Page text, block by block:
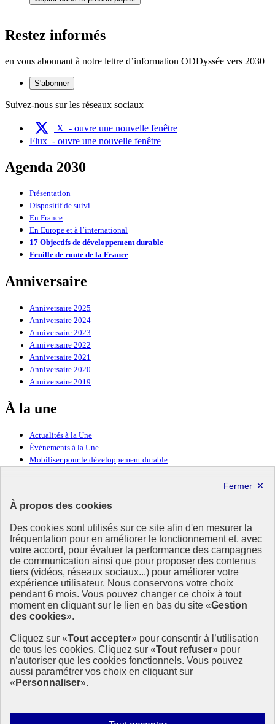
À propos des cookies
Des cookies sont utilisés sur ce site afin d'en mesurer la
fréquentation pour en améliorer le fonctionnement et, avec
votre accord, pour évaluer la performance des campagnes
de communication ainsi que pour proposer des contenus
tiers (vidéos, réseaux sociaux...) pour améliorer votre
expérience utilisateur. Nous conservons votre choix
pendant 6 mois. Vous pouvez changer ce choix à tout
moment en cliquant sur le lien en bas du site «Gestion
des cookies».
Cliquez sur «Tout accepter» pour consentir à l’utilisation
de tous les cookies. Cliquez sur «Tout refuser» pour
n’autoriser que les cookies fonctionnels. Vous pouvez
aussi paramétrer vos choix en cliquant sur
« Personnaliser».
Restez informés
en vous abonnant à notre lettre d’information ODDyssée vers 2030
S'abonner
Suivez-nous sur les réseaux sociaux
X - ouvre une nouvelle fenêtre
Flux - ouvre une nouvelle fenêtre
Agenda 2030
Présentation
Dispositif de suivi
En France
En Europe et à l’international
17 Objectifs de développement durable
Feuille de route de la France
Anniversaire
Anniversaire 2025
Anniversaire 2024
Anniversaire 2023
Anniversaire 2022
Anniversaire 2021
Anniversaire 2020
Anniversaire 2019
À la une
Actualités à la Une
Événements à la Une
Mobiliser pour le développement durable
Ressources
Ressources
La Méth’ODD
Gouvernement
Ce site propose l’information de référence concernant l’Agenda
2030 et la feuille de route de la France. Il valorise la mobilisation de
tous les acteurs.
info.gouv.fr- ouvre une nouvelle fenêtre
service-public.fr - ouvre une nouvelle fenêtre
legifrance.gouv.fr- ouvre une nouvelle fenêtre
data.gouv.fr- ouvre une nouvelle fenêtre
Plan du site
Mentions légales